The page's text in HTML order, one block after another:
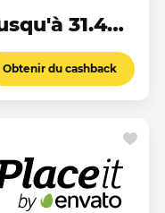
Jusqu'à 31.46%
Obtenir du cashback